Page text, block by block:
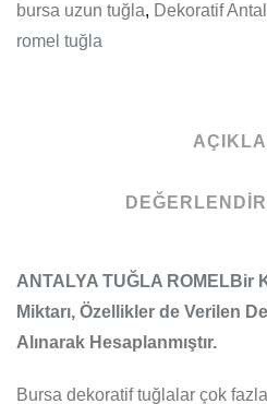
bursa uzun tuğla, Dekoratif
romel tuğla
ANTALYA TUĞLA ROMELBir
Miktarı, Özellikler de Verilen
Alınarak Hesaplanmıştır.
Bursa dekoratif tuğlalar çok